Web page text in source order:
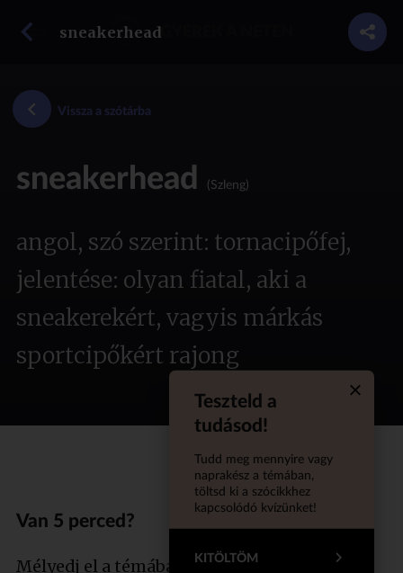
sneakerhead
Vissza a szótárba
sneakerhead (Szleng)
angol, szó szerint: tornacipőfej,
jelentése: olyan fiatal, aki a
sneakerekért, vagyis márkás
sportcipőkért rajong
Teszteld a
tudásod!
Tudd meg mennyire vagy
naprakész a témában,
töltsd ki a szócikkhez
kapcsolódó kvízünket!
KITÖLTÖM
Van 5 perced?
Mélyedj el a témában szakértőnkkel!